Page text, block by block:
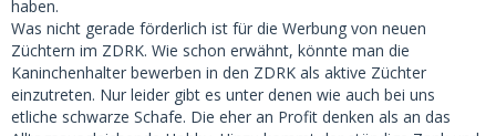
haben.
Was nicht gerade förderlich ist für die Werbung von neuen
Züchtern im ZDRK. Wie schon erwähnt, könnte man die
Kaninchenhalter bewerben in den ZDRK als aktive Züchter
einzutreten. Nur leider gibt es unter denen wie auch bei uns
etliche schwarze Schafe. Die eher an Profit denken als an das